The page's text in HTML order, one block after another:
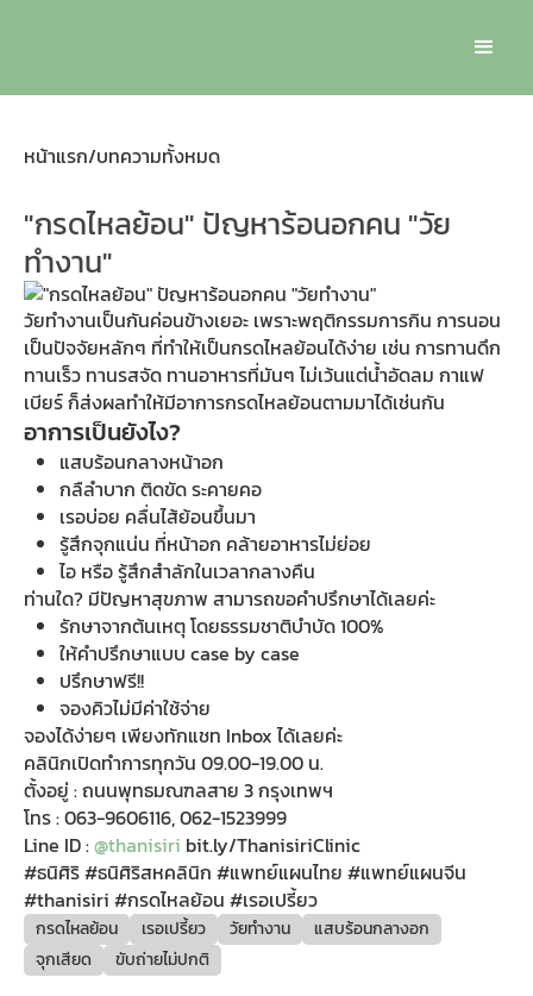
หน้าแรก/บทความทั้งหมด
"กรดไหลย้อน" ปัญหาร้อนอกคน "วัย
ทำงาน"
วัยทำงานเป็นกันค่อนข้างเยอะ เพราะพฤติกรรมการกิน การนอน
เป็นปัจจัยหลักๆ ที่ทำให้เป็นกรดไหลย้อนได้ง่าย เช่น การทานดึก
ทานเร็ว ทานรสจัด ทานอาหารที่มันๆ ไม่เว้นแต่น้ำอัดลม กาแฟ
เบียร์ ก็ส่งผลทำให้มีอาการกรดไหลย้อนตามมาได้เช่นกัน
อาการเป็นยังไง?
แสบร้อนกลางหน้าอก
กลืลำบาก ติดขัด ระคายคอ
เรอบ่อย คลื่นไส้ย้อนขึ้นมา
รู้สึกจุกแน่น ที่หน้าอก คล้ายอาหารไม่ย่อย
ไอ หรือ รู้สึกสำลักในเวลากลางคืน
ท่านใด? มีปัญหาสุขภาพ สามารถขอคำปรึกษาได้เลยค่ะ
รักษาจากต้นเหตุ โดยธรรมชาติบำบัด 100%
ให้คำปรึกษาแบบ case by case
ปรึกษาฟรี!!
จองคิวไม่มีค่าใช้จ่าย
จองได้ง่ายๆ เพียงทักแชท Inbox ได้เลยค่ะ
คลินิกเปิดทำการทุกวัน 09.00-19.00 น.
ตั้งอยู่ : ถนนพุทธมณฑลสาย 3 กรุงเทพฯ
โทร : 063-9606116, 062-1523999
Line ID :@thanisiri bit.ly/ThanisiriClinic
#ธนิศิริ #ธนิศิริสหคลินิก #แพทย์แผนไทย #แพทย์แผนจีน
#thanisiri #กรดไหลย้อน #เรอเปรี้ยว
กรดไหลย้อน เรอเปรี้ยว วัยทำงาน
แสบร้อนกลางอก
จุกเสียด
ขับถ่ายไม่ปกติ